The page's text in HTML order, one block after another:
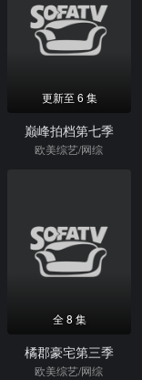
更新至 6 集
巅峰拍档第七季
欧美综艺/网综
全 8 集
橘郡豪宅第三季
欧美综艺/网综